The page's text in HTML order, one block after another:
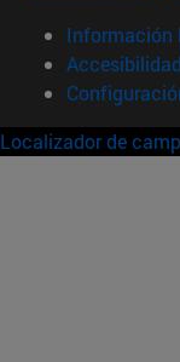
Información
Accesibilidad
Localizador de